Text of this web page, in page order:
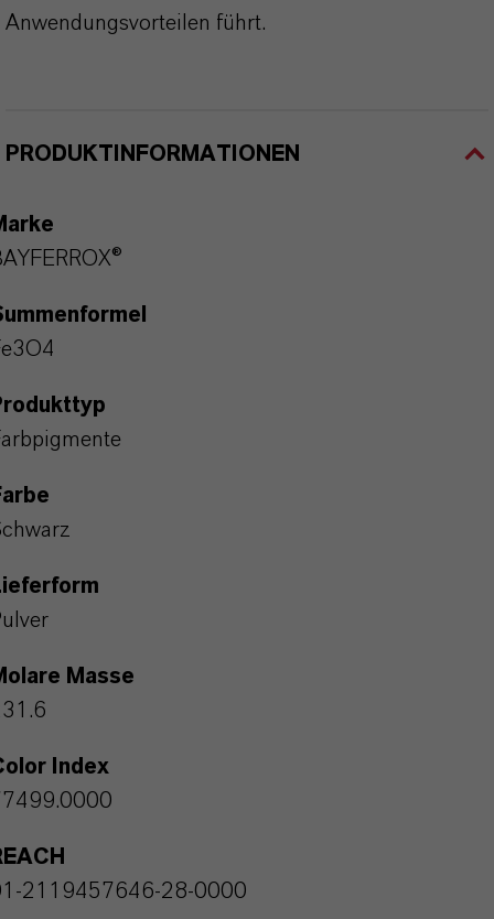
Anwendungsvorteilen führt.
PRODUKTINFORMATIONEN
Masse
Index
2119457646-28-0000